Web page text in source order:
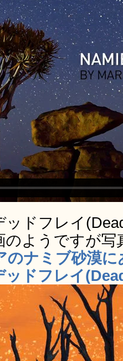
ッドフレイ
のようですが写
のナミブ砂漠
ッドフレイ